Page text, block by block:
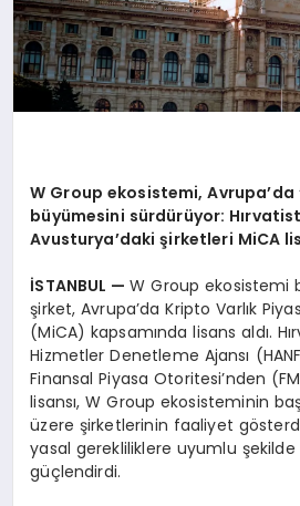
W Group ekosistemi, Avrupa’da
büyümesini sürdürüyor:
Avusturya’daki şirketleri MiCA
İSTANBUL —W Group ekosistemi
şirket, Avrupa’da Kripto Varlık
(MiCA) kapsamında lisans aldı.
Hizmetler Denetleme Ajansı
Finansal Piyasa Otoritesi’nden
lisansı, W Group ekosisteminin
üzere şirketlerinin faaliyet
yasal gerekliliklere uyumlu
güçlendirdi.